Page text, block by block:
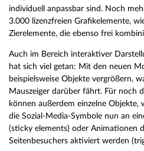
individuell anpassbar sind. Noch
3.000 lizenzfreien Grafikelemente,
Zierelemente, die ebenso frei
Auch im Bereich interaktiver
hat sich viel getan: Mit den neuen
beispielsweise Objekte vergrößern,
Mauszeiger darüber fährt. Für noch
können außerdem einzelne Objekte,
die Sozial-Media-Symbole nun an
(sticky elements) oder Animationen
Seitenbesuchers aktiviert werden